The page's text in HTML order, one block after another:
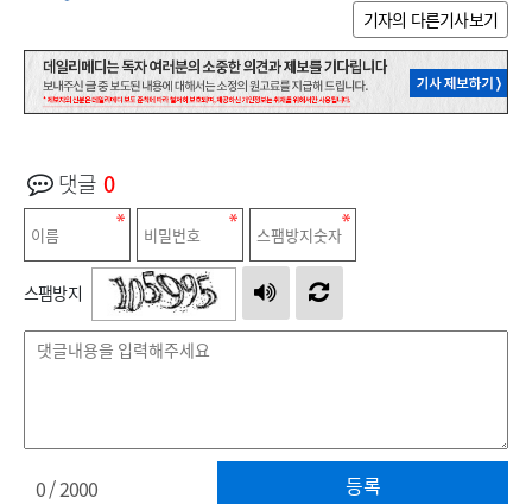
기자의 다른기사보기
댓글 0
스팸방지
등록
0/ 2000